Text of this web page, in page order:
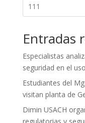
Entradas
Especialistas
seguridad en el
Estudiantes del
visitan planta de
Dimin USACH
regulatorias y